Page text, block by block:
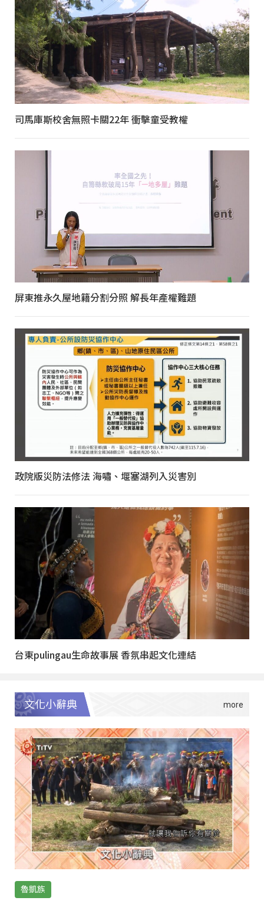
司馬庫斯校舍無照卡關22年 衝擊童受教權
屏東推永久屋地籍分割分照 解長年產權難題
政院版災防法修法 海嘯、堰塞湖列入災害別
台東pulingau生命故事展 香氛串起文化連結
文化小辭典
魯凱族